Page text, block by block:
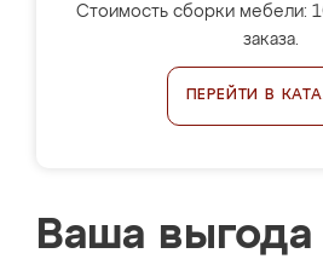
Стоимость сборки мебели:
заказа.
ПЕРЕЙТИ В
Ваша